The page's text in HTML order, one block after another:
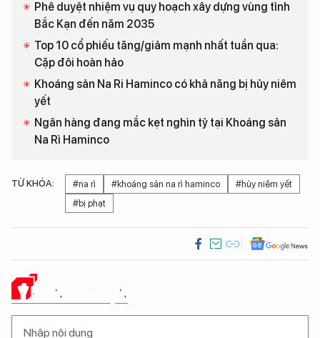
Phê duyệt nhiệm vụ quy hoạch xây dựng vùng tỉnh
Bắc Kạn đến năm 2035
Top 10 cổ phiếu tăng/giảm mạnh nhất tuần qua:
Cặp đôi hoàn hảo
Khoáng sản Na Ri Haminco có khả năng bị hủy niêm
yết
Ngân hàng đang mắc kẹt nghìn tỷ tại Khoáng sản
Na Rì Haminco
TỪ KHÓA: #na rì #khoáng sản na rì haminco
#hủy niêm yết
#bị phạt
Ý KIẾN CỦA BẠN